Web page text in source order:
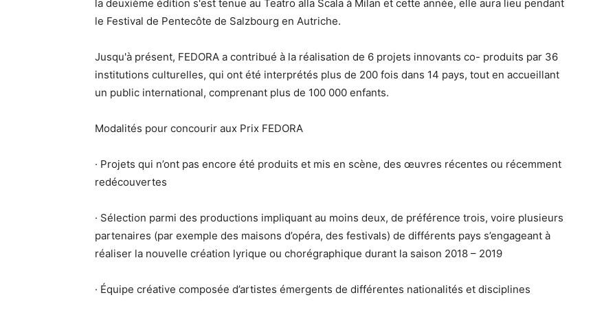
la deuxième édition s'est tenue au Teatro alla Scala à Milan et cette année, elle aura lieu pendant
le Festival de Pentecôte de Salzbourg en Autriche.
Jusqu'à présent, FEDORA a contribué à la réalisation de 6 projets innovants co- produits par 36
institutions culturelles, qui ont été interprétés plus de 200 fois dans 14 pays, tout en accueillant
un public international, comprenant plus de 100 000 enfants.
Modalités pour concourir aux Prix FEDORA
· Projets qui n’ont pas encore été produits et mis en scène, des œuvres récentes ou récemment
redécouvertes
· Sélection parmi des productions impliquant au moins deux, de préférence trois, voire plusieurs
partenaires (par exemple des maisons d’opéra, des festivals) de différents pays s’engageant à
réaliser la nouvelle création lyrique ou chorégraphique durant la saison 2018 – 2019
· Équipe créative composée d’artistes émergents de différentes nationalités et disciplines